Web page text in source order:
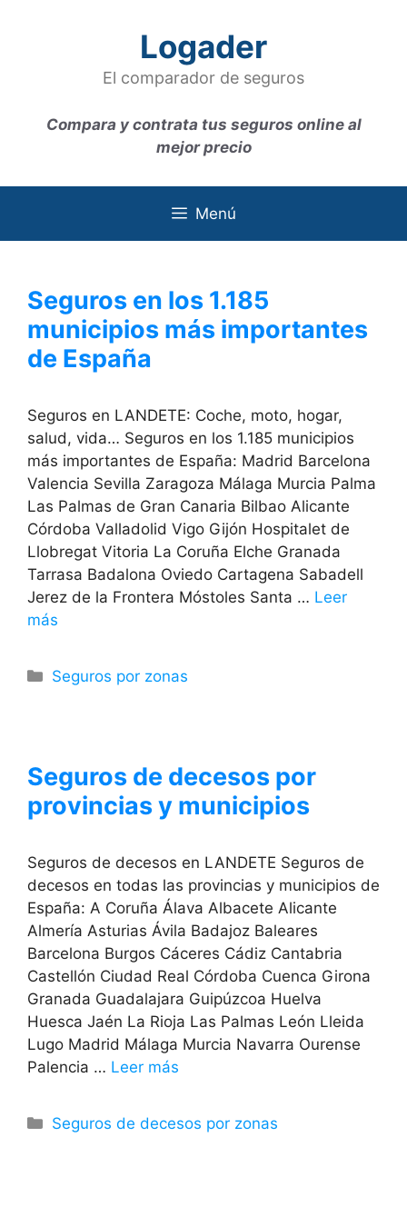
Logader
El comparador de seguros
Compara y contrata tus seguros online al
mejor precio
Menú
Seguros en los 1.185
municipios más importantes
de España
Seguros en LANDETE: Coche, moto, hogar,
salud, vida… Seguros en los 1.185 municipios
más importantes de España: Madrid Barcelona
Valencia Sevilla Zaragoza Málaga Murcia Palma
Las Palmas de Gran Canaria Bilbao Alicante
Córdoba Valladolid Vigo Gijón Hospitalet de
Llobregat Vitoria La Coruña Elche Granada
Tarrasa Badalona Oviedo Cartagena Sabadell
Jerez de la Frontera Móstoles Santa … Leer
más
Categorías
Seguros por zonas
Seguros de decesos por
provincias y municipios
Seguros de decesos en LANDETE Seguros de
decesos en todas las provincias y municipios de
España: A Coruña Álava Albacete Alicante
Almería Asturias Ávila Badajoz Baleares
Barcelona Burgos Cáceres Cádiz Cantabria
Castellón Ciudad Real Córdoba Cuenca Girona
Granada Guadalajara Guipúzcoa Huelva
Huesca Jaén La Rioja Las Palmas León Lleida
Lugo Madrid Málaga Murcia Navarra Ourense
Palencia … Leer más
Categorías
Seguros de decesos por zonas